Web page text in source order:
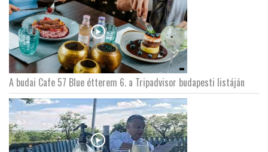
A budai Cafe 57 Blue étterem 6. a Tripadvisor budapesti listáján